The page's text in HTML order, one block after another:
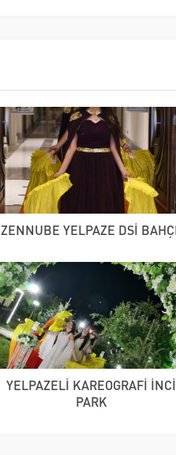
ZENNUBE YELPAZE DSİ
YELPAZELİ KAREOGRAFİ İNCİ
PARK